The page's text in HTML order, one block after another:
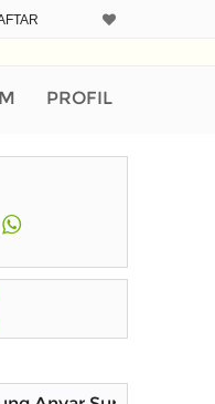
PROFILPinjaman (PIN)
pada kotak-